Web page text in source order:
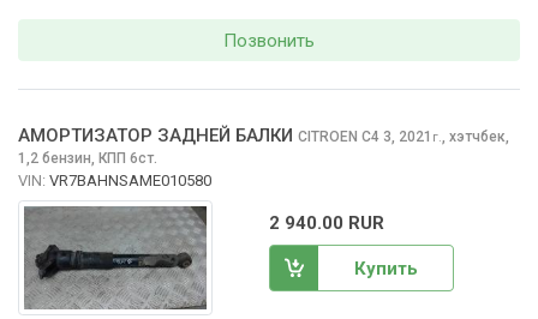
Позвонить
АМОРТИЗАТОР ЗАДНЕЙ БАЛКИ CITROEN C4 3, 2021 г. хэтчбек,
1,2 бензин, КПП 6ст.
VIN: VR7BAHNSAME010580
2 940.00 RUR
Купить